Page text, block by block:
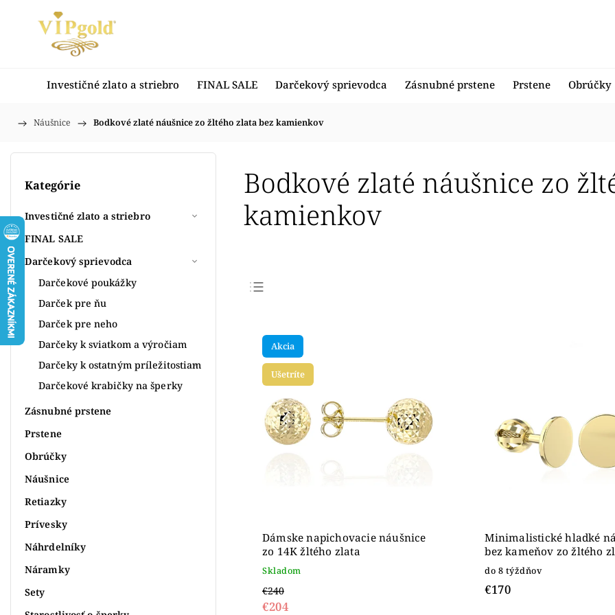
Investičné zlato a striebro FINAL SALE Darčekový sprievodca Zásnubné prstene Prstene Obrúčky
Domov
/ Náušnice / Bodkové zlaté náušnice zo žltého zlata bez kamienkov
Kategórie
Investičné zlato a striebro
FINAL SALE
Darčekový sprievodca
Darčekové poukážky
Darček pre ňu
Darček pre neho
Darčeky k sviatkom a výročiam
Darčeky k ostatným príležitostiam
Darčekové krabičky na šperky
Zásnubné prstene
Prstene
Obrúčky
Náušnice
Retiazky
Prívesky
Náhrdelníky
Náramky
Sety
Bodkové zlaté náušnice zo
kamienkov
Najlacnejšie
Najdrahšie
Abecedne
Akcia
Ušetríte
Dámske napichovacie náušnice
zo 14K žltého zlata
Skladom
€240
€204
Minimalistické hladké
bez kameňov zo žltého
do 8 týždňov
€170